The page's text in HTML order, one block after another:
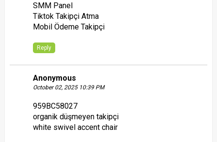
SMM Panel
Tiktok Takipçi Atma
Mobil Ödeme Takipçi
Reply
Anonymous
October 02, 2025 10:39 PM
959BC58027
organik düşmeyen takipçi
white swivel accent chair